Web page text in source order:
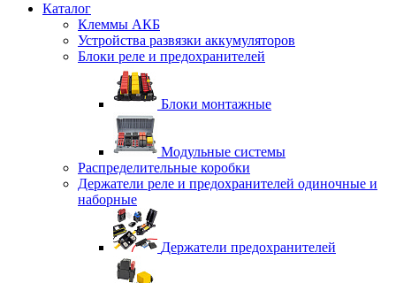
Каталог
Клеммы АКБ
Устройства развязки аккумуляторов
Блоки реле и предохранителей
Блоки монтажные
Модульные системы
Распределительные коробки
Держатели реле и предохранителей одиночные и
наборные
Держатели предохранителей